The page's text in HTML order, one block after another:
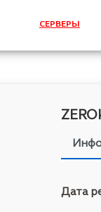
СЕРВЕРЫ
Дата